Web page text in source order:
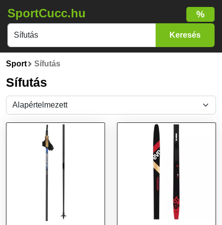
SportCucc.hu %
Sport Sífutás
Sífutás